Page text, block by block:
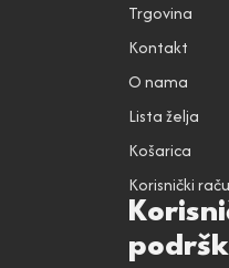
Trgovina
Kontakt
O nama
Lista želja
Košarica
Korisnički